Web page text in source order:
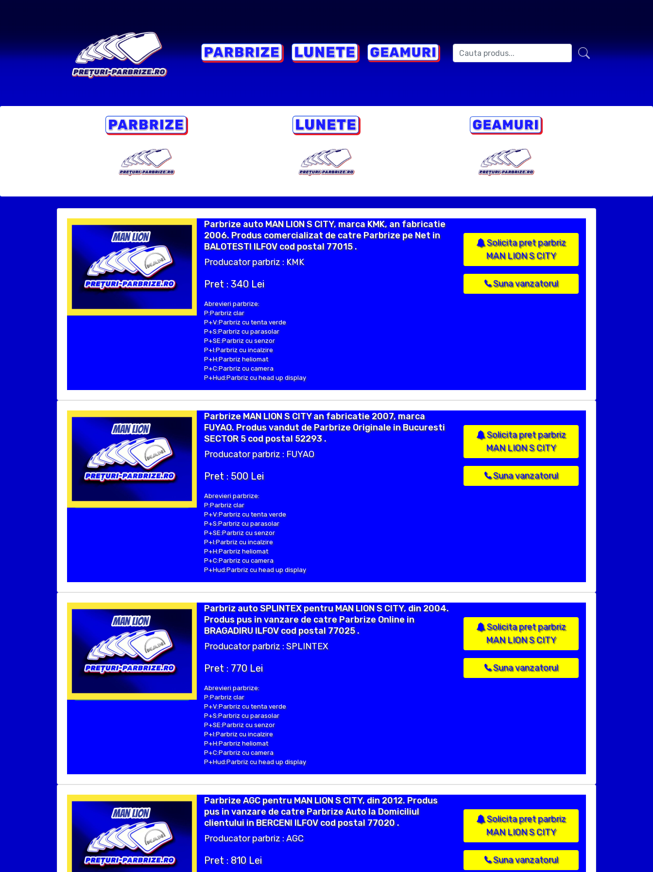
Parbrize auto MAN LION S CITY, marca KMK, an fabricatie
2006. Produs comercializat de catre Parbrize pe Net in
BALOTESTI ILFOV cod postal 77015 .
Producator parbriz : KMK
Pret : 340 Lei
Abrevieri parbrize:
P:Parbriz clar
P+V:Parbriz cu tenta verde
P+S:Parbriz cu parasolar
P+SE:Parbriz cu senzor
P+I:Parbriz cu incalzire
P+H:Parbriz heliomat
P+C:Parbriz cu camera
P+Hud:Parbriz cu head up display
Solicita pret parbriz
MAN LION S CITY
Suna vanzatorul
Parbrize MAN LION S CITY an fabricatie 2007, marca
FUYAO. Produs vandut de Parbrize Originale in Bucuresti
SECTOR 5 cod postal 52293 .
Producator parbriz : FUYAO
Pret : 500 Lei
Abrevieri parbrize:
P:Parbriz clar
P+V:Parbriz cu tenta verde
P+S:Parbriz cu parasolar
P+SE:Parbriz cu senzor
P+I:Parbriz cu incalzire
P+H:Parbriz heliomat
P+C:Parbriz cu camera
P+Hud:Parbriz cu head up display
Solicita pret parbriz
MAN LION S CITY
Suna vanzatorul
Parbriz auto SPLINTEX pentru MAN LION S CITY, din 2004.
Produs pus in vanzare de catre Parbrize Online in
BRAGADIRU ILFOV cod postal 77025 .
Producator parbriz : SPLINTEX
Pret : 770 Lei
Abrevieri parbrize:
P:Parbriz clar
P+V:Parbriz cu tenta verde
P+S:Parbriz cu parasolar
P+SE:Parbriz cu senzor
P+I:Parbriz cu incalzire
P+H:Parbriz heliomat
P+C:Parbriz cu camera
P+Hud:Parbriz cu head up display
Solicita pret parbriz
MAN LION S CITY
Suna vanzatorul
Parbrize AGC pentru MAN LION S CITY, din 2012. Produs
pus in vanzare de catre Parbrize Auto la Domiciliul
clientului in BERCENI ILFOV cod postal 77020 .
Producator parbriz : AGC
Pret : 810 Lei
Solicita pret parbriz
MAN LION S CITY
Suna vanzatorul